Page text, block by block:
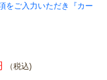
をご入力いただき『カー
（税込)